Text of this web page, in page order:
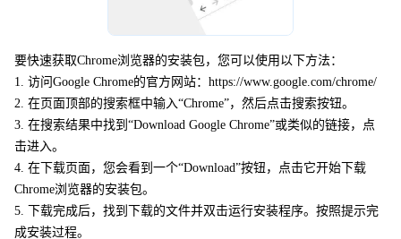
要快速获取Chrome浏览器的安装包，您可以使用以下方法：
1. 访问Google Chrome的官方网站：https://www.google.com/chrome/
2. 在页面顶部的搜索框中输入“Chrome”，然后点击搜索按钮。
3. 在搜索结果中找到“Download Google Chrome”或类似的链接，点
击进入。
4. 在下载页面，您会看到一个“Download”按钮，点击它开始下载
Chrome浏览器的安装包。
5. 下载完成后，找到下载的文件并双击运行安装程序。按照提示完
成安装过程。